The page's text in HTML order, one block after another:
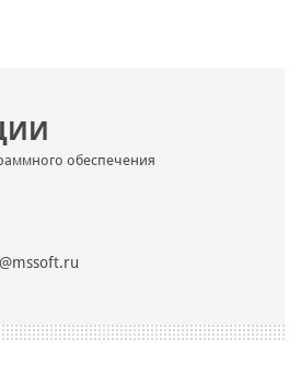
обеспечения